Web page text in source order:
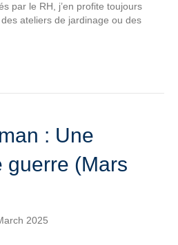
par le RH, j’en profite toujours
ateliers de jardinage ou des
: Une
guerre (Mars
2025